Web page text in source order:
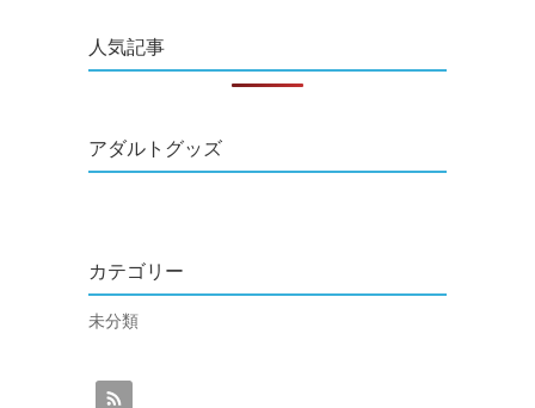
人気記事
アダルトグッズ
カテゴリー
未分類